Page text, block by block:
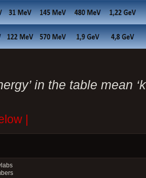
in the table mean
|